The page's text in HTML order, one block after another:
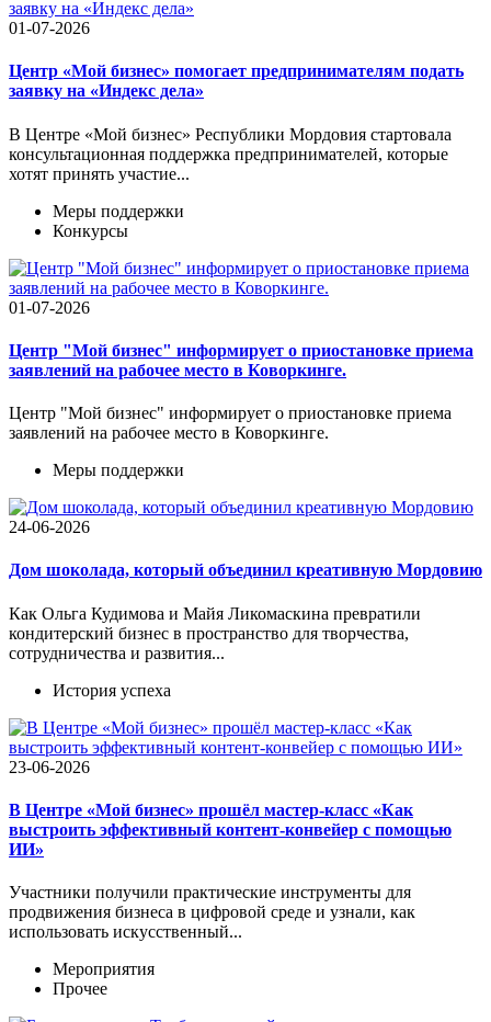
01-07-2026
Центр «Мой бизнес» помогает предпринимателям подать
заявку на «Индекс дела»
В Центре «Мой бизнес» Республики Мордовия стартовала
консультационная поддержка предпринимателей, которые
хотят принять участие...
Меры поддержки
Конкурсы
01-07-2026
Центр "Мой бизнес" информирует о приостановке приема
заявлений на рабочее место в Коворкинге.
Центр "Мой бизнес" информирует о приостановке приема
заявлений на рабочее место в Коворкинге.
Меры поддержки
24-06-2026
Дом шоколада, который объединил креативную Мордовию
Как Ольга Кудимова и Майя Ликомаскина превратили
кондитерский бизнес в пространство для творчества,
сотрудничества и развития...
История успеха
23-06-2026
В Центре «Мой бизнес» прошёл мастер-класс «Как
выстроить эффективный контент-конвейер с помощью
ИИ»
Участники получили практические инструменты для
продвижения бизнеса в цифровой среде и узнали, как
использовать искусственный...
Мероприятия
Прочее